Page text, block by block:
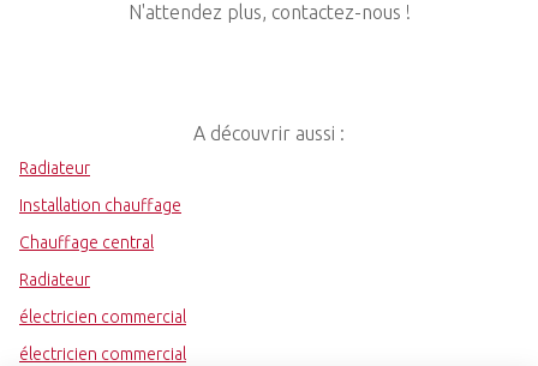
N'attendez plus, contactez-nous !
A découvrir aussi :
Radiateur
Installation chauffage
Chauffage central
Radiateur
électricien commercial
électricien commercial